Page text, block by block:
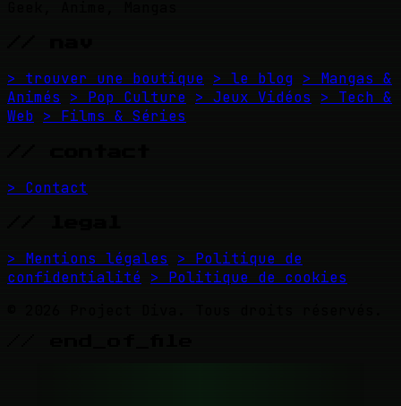
> trouver une boutique > le blog > Mangas &
Animés
> Pop Culture > Jeux Vidéos
> Tech &
Web > Films & Séries
> Contact
> Mentions légales
> Politique de
confidentialité > Politique de cookies